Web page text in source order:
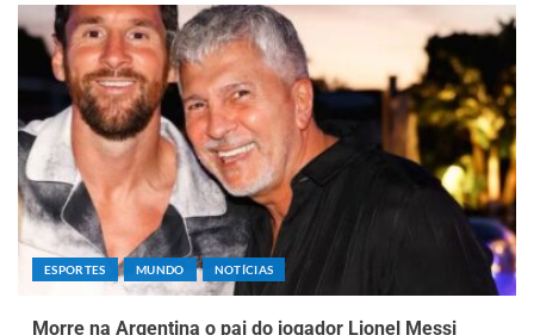
ESPORTES MUNDO NOTÍCIAS
Morre na Argentina o pai do jogador Lionel Messi